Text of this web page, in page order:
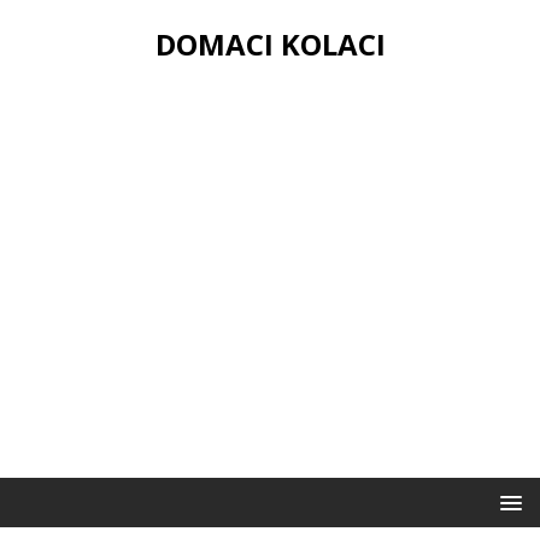
DOMACI KOLACI